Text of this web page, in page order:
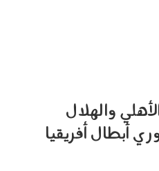
والهلال
أبطال أفريقيا